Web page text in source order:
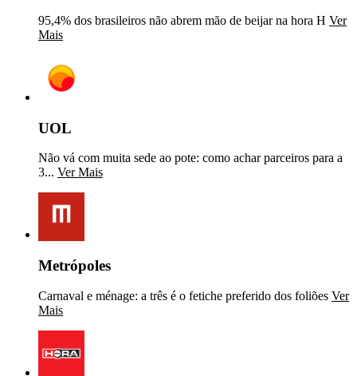
95,4% dos brasileiros não abrem mão de beijar na hora H Ver
Mais
UOL
Não vá com muita sede ao pote: como achar parceiros para a
3... Ver Mais
Metrópoles
Carnaval e ménage: a três é o fetiche preferido dos foliões Ver
Mais